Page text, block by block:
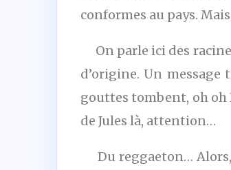
conformes au pays.
On parle ici des
d’origine. Un
gouttes tombent, oh oh
de Jules là, attention…
Du reggaeton… Alors,